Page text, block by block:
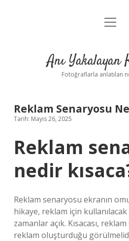
Anasayfa
Yasal
menüyü
Anı Yakalayan
Fotoğraflarla anlatılan
Reklam Senaryosu
Tarih: Mayıs 26, 2025
Reklam
nedir
Reklam senaryosu ekranın
hikaye, reklam için
zamanlar açık. Kısacası,
reklam oluşturduğu